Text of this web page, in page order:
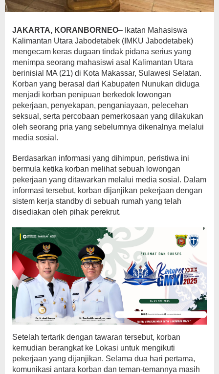
JAKARTA, KORANBORNEO– Ikatan Mahasiswa
Kalimantan Utara Jabodetabek (IMKU Jabodetabek)
mengecam keras dugaan tindak pidana serius yang
menimpa seorang mahasiswi asal Kalimantan Utara
berinisial MA (21) di Kota Makassar, Sulawesi Selatan.
Korban yang berasal dari Kabupaten Nunukan diduga
menjadi korban penipuan berkedok lowongan
pekerjaan, penyekapan, penganiayaan, pelecehan
seksual, serta percobaan pemerkosaan yang dilakukan
oleh seorang pria yang sebelumnya dikenalnya melalui
media sosial.
Berdasarkan informasi yang dihimpun, peristiwa ini
bermula ketika korban melihat sebuah lowongan
pekerjaan yang ditawarkan melalui media sosial. Dalam
informasi tersebut, korban dijanjikan pekerjaan dengan
sistem kerja standby di sebuah rumah yang telah
disediakan oleh pihak perekrut.
Setelah tertarik dengan tawaran tersebut, korban
kemudian berangkat ke Lokasi untuk mengikuti
pekerjaan yang dijanjikan. Selama dua hari pertama,
komunikasi antara korban dan teman-temannya masih